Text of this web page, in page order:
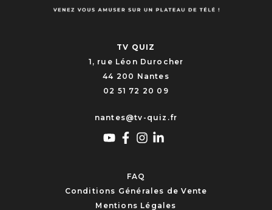
TV QUIZ
1, rue Léon Durocher
44 200 Nantes
02 51 72 20 09
nantes@tv-quiz.fr
FAQ
Conditions Générales de Vente
Mentions Légales